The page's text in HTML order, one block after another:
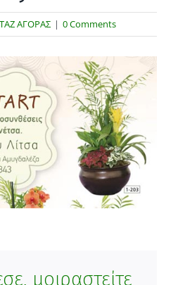
ΑΓΟΡΑΣ | 0 Comments
μοιραστείτε